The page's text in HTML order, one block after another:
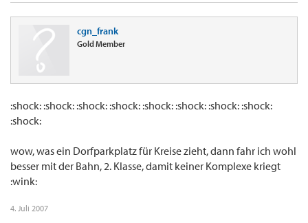
cgn_frank
Gold Member
:shock: :shock: :shock: :shock: :shock: :shock: :shock: :shock:
:shock:
wow, was ein Dorfparkplatz für Kreise zieht, dann fahr ich wohl
besser mit der Bahn, 2. Klasse, damit keiner Komplexe kriegt
:wink:
4. Juli 2007